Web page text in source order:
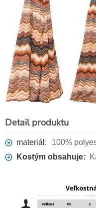
Detail produktu
materiál:
100%
Kostým obsahuje: